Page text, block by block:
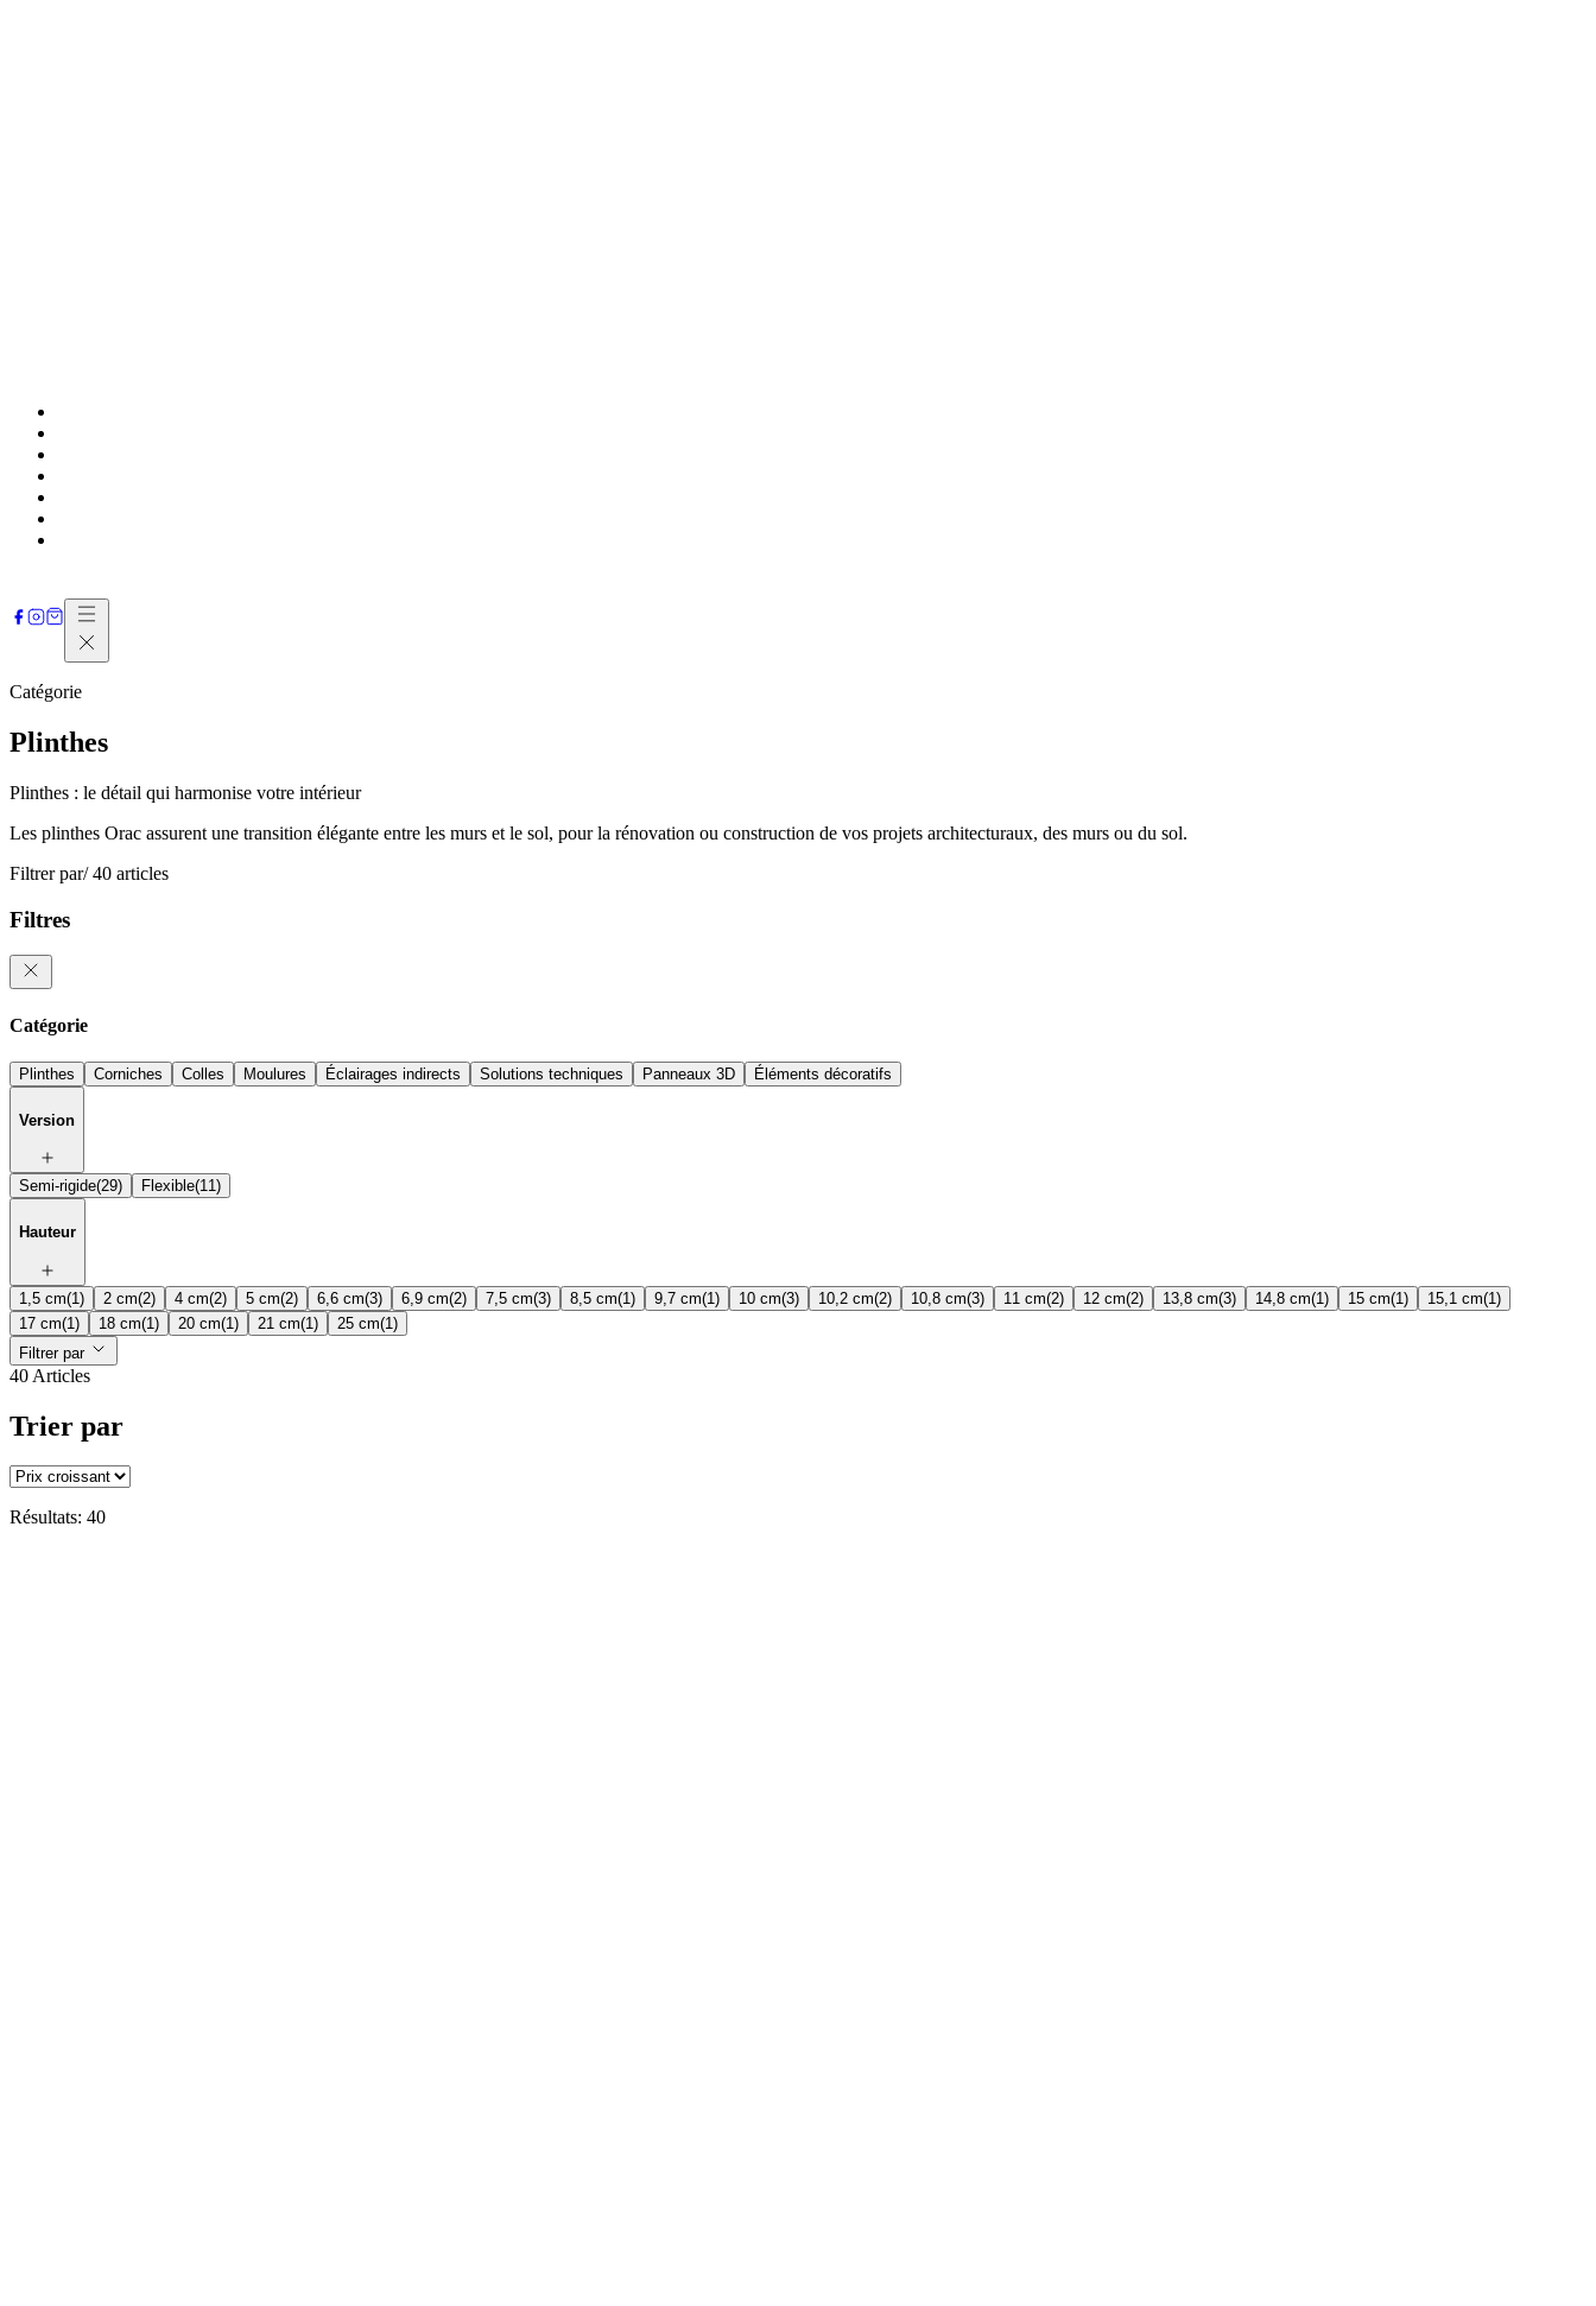
Catégorie
Plinthes
Plinthes : le détail qui harmonise votre intérieur
Les plinthes Orac assurent une transition élégante entre les murs et le sol, pour la rénovation ou construction de vos projets architecturaux, des murs ou du sol.
Filtrer par/ 40 articles
Filtres
Catégorie
Plinthes Corniches Colles Moulures Éclairages indirects Solutions techniques Panneaux 3D Éléments décoratifs
Version
Semi-rigide(29) Flexible(11)
Hauteur
1,5 cm(1) 2 cm(2) 4 cm(2) 5 cm(2) 6,6 cm(3) 6,9 cm(2) 7,5 cm(3) 8,5 cm(1) 9,7 cm(1) 10 cm(3) 10,2 cm(2) 10,8 cm(3) 11 cm(2) 12 cm(2) 13,8 cm(3) 14,8 cm(1) 15 cm(1) 15,1 cm(1)
17 cm(1) 18 cm(1) 20 cm(1) 21 cm(1) 25 cm(1)
Filtrer par
40 Articles
Trier par
Résultats: 40